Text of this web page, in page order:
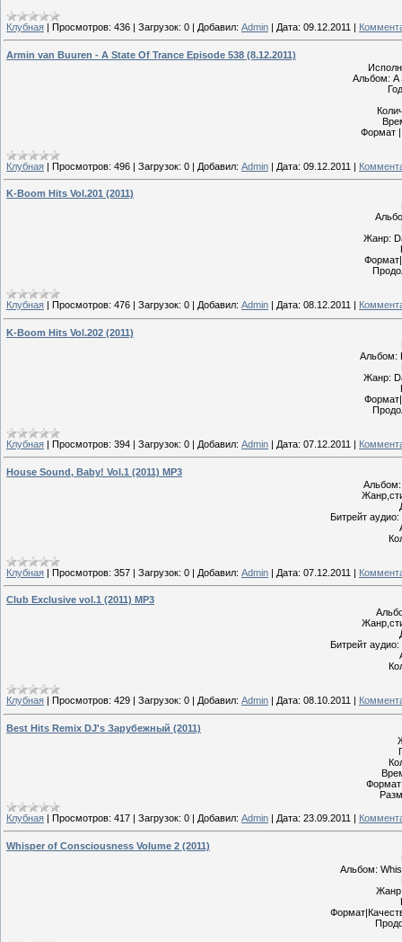
Клубная | Просмотров: 436 | Загрузок: 0 | Добавил: Admin | Дата: 09.12.2011 |
Armin van Buuren - A State Of Trance Episode 538 (8.12.2011)
Альбом: A
Формат |
Клубная | Просмотров: 496 | Загрузок: 0 | Добавил: Admin | Дата: 09.12.2011 |
K-Boom Hits Vol.201 (2011)
Жанр:
Клубная Просмотров: 476 Загрузок: 0 Добавил: Admin Дата: 08.12.2011
K-Boom Hits Vol.202 (2011)
Альбом:
Жанр:
Клубная | Просмотров: 394 | Загрузок: 0 | Добавил: Admin | Дата: 07.12.2011 |
House Sound, Baby! Vol.1 (2011) MP3
Альбом:
Битрейт
Клубная | Просмотров: 357 | Загрузок: 0 | Добавил: Admin | Дата: 07.12.2011 |
Club Exclusive vol.1 (2011) MP3
Битрейт
Клубная Просмотров: 429 Загрузок: 0 Добавил: Admin Дата: 08.10.2011
Best Hits Remix DJ's Зарубежный (2011)
Клубная | Просмотров: 417 | Загрузок: 0 | Добавил: Admin | Дата: 23.09.2011 |
Whisper of Consciousness Volume 2 (2011)
Альбом: